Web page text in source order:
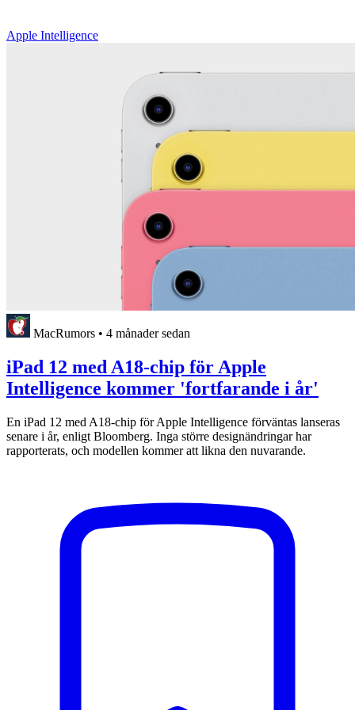
Apple Intelligence
MacRumors • 4 månader sedan
iPad 12 med A18-chip för Apple
Intelligence kommer 'fortfarande i år'
En iPad 12 med A18-chip för Apple Intelligence förväntas lanseras
senare i år, enligt Bloomberg. Inga större designändringar har
rapporterats, och modellen kommer att likna den nuvarande.